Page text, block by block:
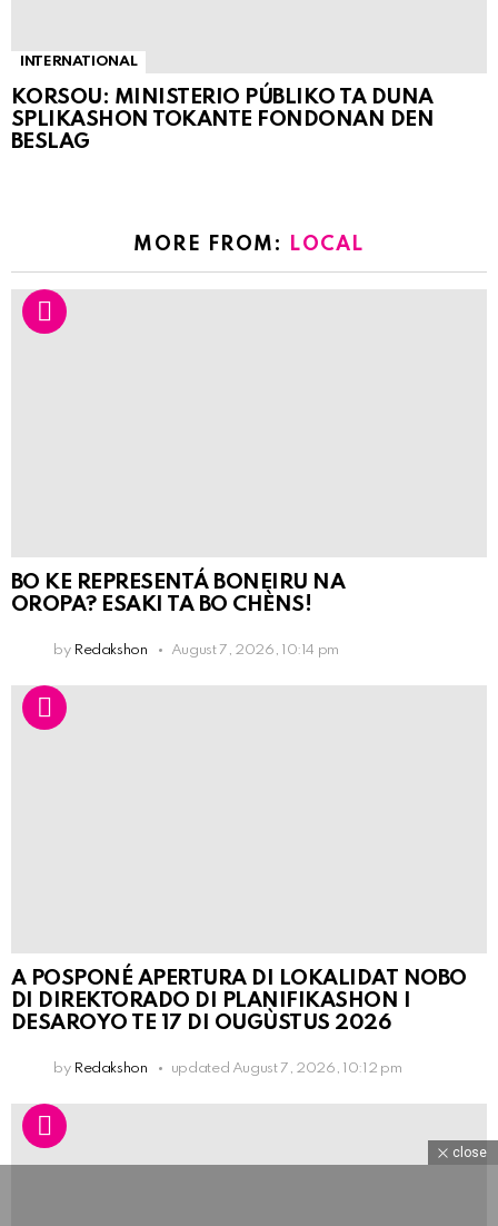
INTERNATIONAL
KORSOU: MINISTERIO PÚBLIKO TA DUNA
SPLIKASHON TOKANTE FONDONAN DEN
BESLAG
MORE FROM: LOCAL
BO KE REPRESENTÁ BONEIRU NA
OROPA? ESAKI TA BO CHÈNS!
by Redakshon August 7, 2026, 10:14 pm
A POSPONÉ APERTURA DI LOKALIDAT NOBO
DI DIREKTORADO DI PLANIFIKASHON I
DESAROYO TE 17 DI OUGÙSTUS 2026
by Redakshon updated August 7, 2026, 10:12 pm
close